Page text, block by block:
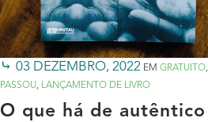
03 DEZEMBRO, 2022 EM GRATUITO,
PASSOU, LANÇAMENTO DE LIVRO
O que há de autêntico